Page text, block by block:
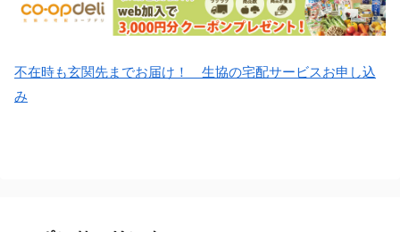
不在時も玄関先までお届け！ 生協の宅配サービスお申し込
み